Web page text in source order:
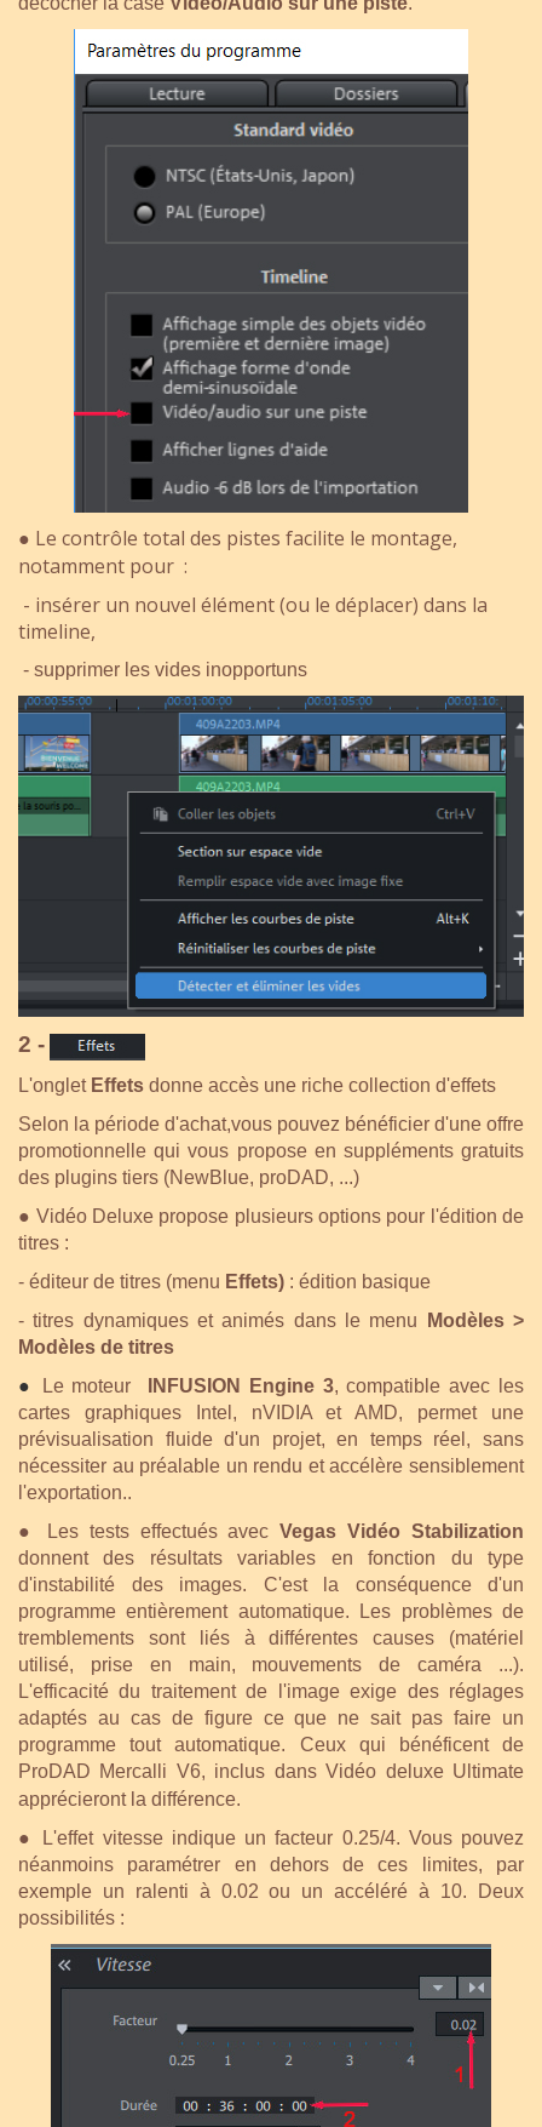
● Le contrôle total des pistes facilite le montage,
notamment pour :
- insérer un nouvel élément (ou le déplacer) dans la
timeline,
- supprimer les vides inopportuns
2 -
L'onglet Effets donne accès une riche collection d'effets
Selon la période d'achat,vous pouvez bénéficier d'une offre
promotionnelle qui vous propose en suppléments gratuits
des plugins tiers (NewBlue, proDAD, ...)
● Vidéo Deluxe propose plusieurs options pour l'édition de
titres :
- éditeur de titres (menu Effets) : édition basique
- titres dynamiques etanimés dans le menu
Modèles >
Modèles de titres
●
Le moteur INFUSION Engine 3, compatible avec les
cartes graphiques Intel, nVIDIA et AMD, permet une
prévisualisation fluide d'un projet, en temps réel, sans
nécessiter au préalable un rendu et accélère sensiblement
l'exportation..
●
Les tests effectués avecVegas Vidéo Stabilization
donnent des résultats variables en fonction du type
d'instabilité des images. C'est la conséquence d'un
programme entièrement automatique. Les problèmes de
tremblements sont liés à différentes causes (matériel
utilisé, prise en main, mouvements de caméra ...).
L'efficacité du traitement de l'image exige des réglages
adaptés au cas de figure ce que ne sait pas faire un
programme tout automatique. Ceux qui bénéficent de
ProDAD Mercalli V6, inclus dans Vidéo deluxe Ultimate
apprécieront la différence.
●
L'effet vitesse indique un facteur 0.25/4. Vous pouvez
néanmoins paramétrer en dehors de ces limites, par
exemple un ralenti à 0.02 ou un accéléré à 10. Deux
possibilités :